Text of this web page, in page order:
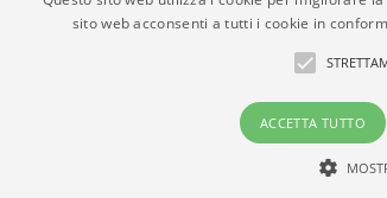
su immobiliare-italia.it vengono
della veridicità, della correttezza,
sito web acconsenti a tutti i cookie in
ACCETTA TUTTO